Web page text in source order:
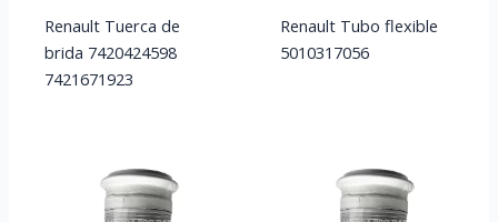
Renault Tuerca de
brida 7420424598
7421671923
Renault Tubo flexible
5010317056